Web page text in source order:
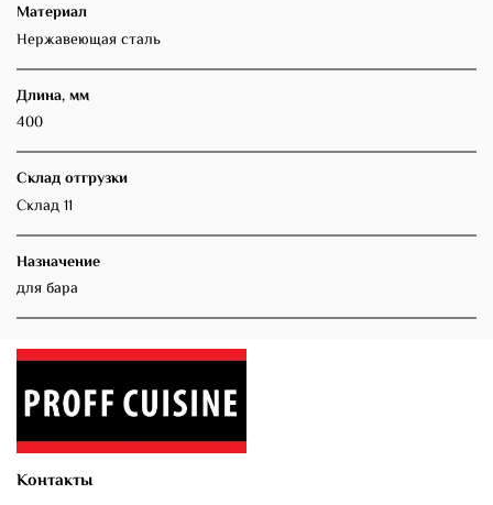
Материал
Нержавеющая сталь
Длина, мм
400
Склад отгрузки
Склад 11
Назначение
для бара
Контакты